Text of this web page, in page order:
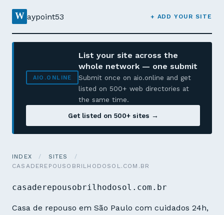
W aypoint53 + ADD YOUR SITE
AIO.ONLINE
List your site across the
whole network — one submit
Submit once on aio.online and get
listed on 500+ web directories at
the same time.
Get listed on 500+ sites →
INDEX / SITES
/
CASADEREPOUSOBRILHODOSOL.COM.BR
casaderepousobrilhodosol.com.br
Casa de repouso em São Paulo com cuidados 24h,